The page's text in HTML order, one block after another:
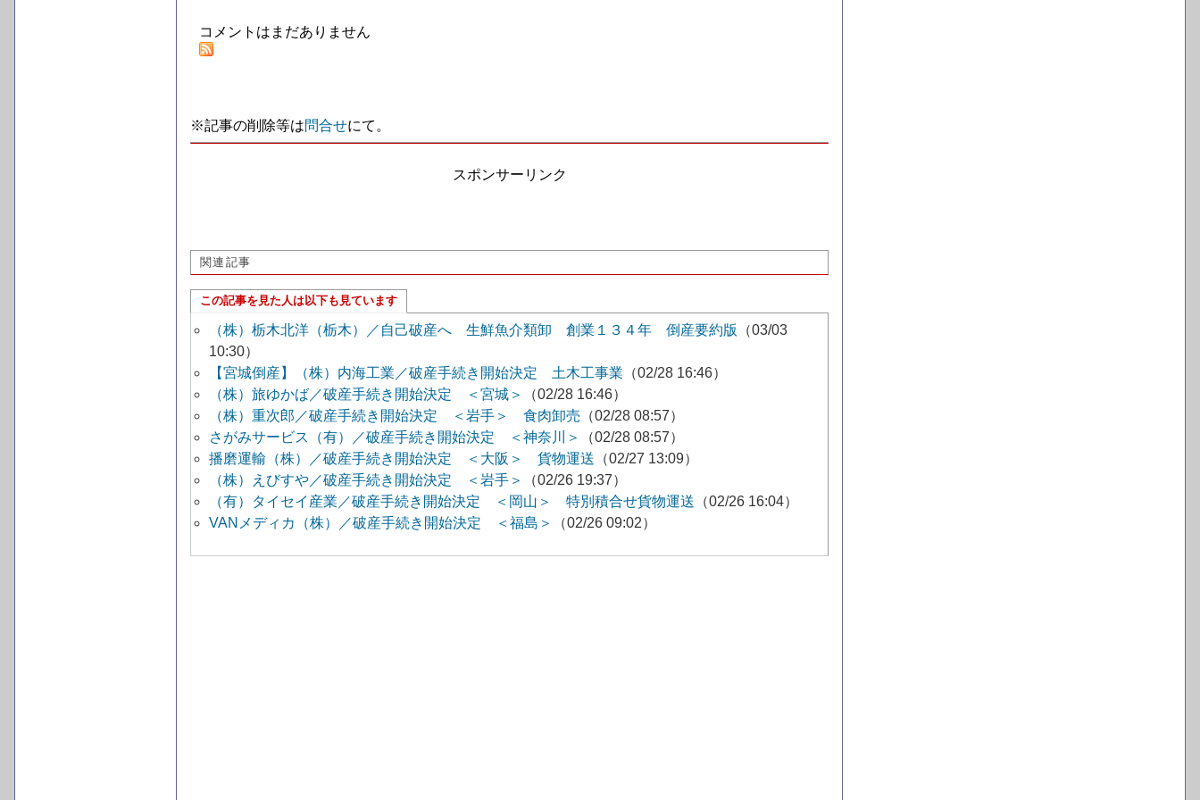
コメントはまだありません
※記事の削除等は問合せにて。
スポンサーリンク
関連記事
この記事を見た人は以下も見ています
（株）栃木北洋（栃木）／自己破産へ 生鮮魚介類卸 創業１３４年 倒産要約版
（03/03
10:30）
【宮城倒産】（株）内海工業／破産手続き開始決定 土木工事業 （02/28 16:46）
（株）旅ゆかば／破産手続き開始決定 ＜宮城＞
（02/28 16:46）
（株）重次郎／破産手続き開始決定 ＜岩手＞ 食肉卸売 （02/28 08:57）
さがみサービス（有）／破産手続き開始決定 ＜神奈川＞
（02/28 08:57）
播磨運輸（株）／破産手続き開始決定 ＜大阪＞ 貨物運送 （02/27 13:09）
（株）えびすや／破産手続き開始決定 ＜岩手＞
（02/26 19:37）
（有）タイセイ産業／破産手続き開始決定 ＜岡山＞ 特別積合せ貨物運送 （02/26 16:04）
VANメディカ（株）／破産手続き開始決定 ＜福島＞
（02/26 09:02）